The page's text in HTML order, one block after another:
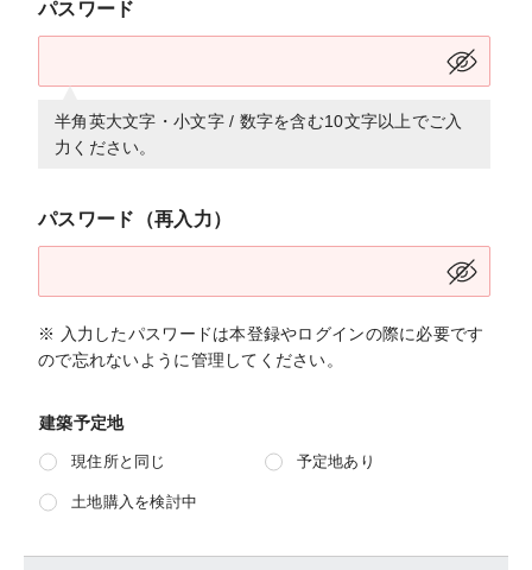
パスワード
半角英大文字・小文字 / 数字を含む10文字以上でご入
力ください。
パスワード（再入力）
※ 入力したパスワードは本登録やログインの際に必要です
ので忘れないように管理してください。
建築予定地
現住所と同じ 予定地あり
土地購入を検討中